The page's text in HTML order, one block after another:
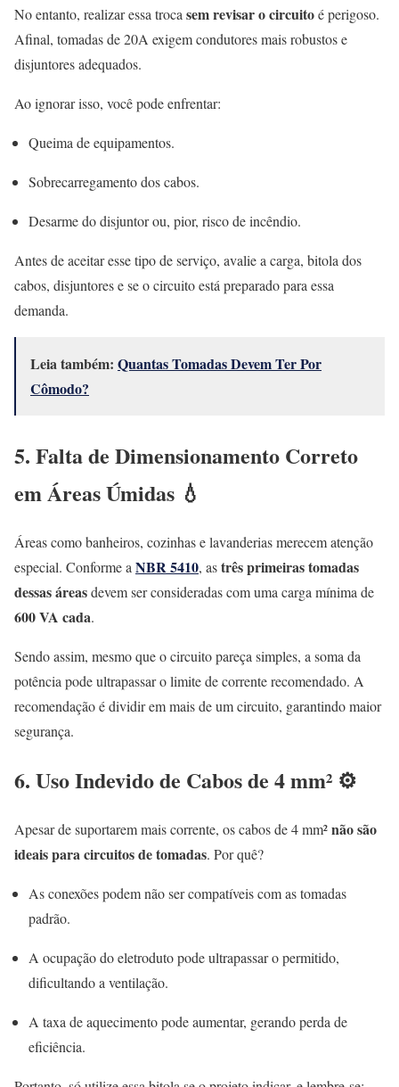
No entanto, realizar essa troca sem revisar o circuitoé perigoso.
Afinal, tomadas de 20A exigem condutores mais robustos e
disjuntores adequados.
Ao ignorar isso, você pode enfrentar:
Queima de equipamentos.
Sobrecarregamento dos cabos.
Desarme do disjuntor ou, pior, risco de incêndio.
Antes de aceitar esse tipo de serviço, avalie a carga, bitola dos
cabos, disjuntores e se o circuito está preparado para essa
demanda.
Leia também: Quantas Tomadas Devem Ter Por
Cômodo?
5. Falta de Dimensionamento Correto
em Áreas Úmidas 💧
Áreas como banheiros, cozinhas e lavanderias merecem atenção
especial. Conforme a NBR 5410, astrês primeiras tomadas
dessas áreasdevem ser consideradas com uma carga mínima de
600 VA cada.
Sendo assim, mesmo que o circuito pareça simples, a soma da
potência pode ultrapassar o limite de corrente recomendado. A
recomendação é dividir em mais de um circuito, garantindo maior
segurança.
6. Uso Indevido de Cabos de 4 mm² ⚙️
Apesar de suportarem mais corrente, os cabos de 4 mm²não são
ideais para circuitos de tomadas. Por quê?
As conexões podem não ser compatíveis com as tomadas
padrão.
A ocupação do eletroduto pode ultrapassar o permitido,
dificultando a ventilação.
A taxa de aquecimento pode aumentar, gerando perda de
eficiência.